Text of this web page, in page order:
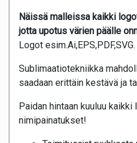
Näissä malleissa kaikki
jotta upotus värien päälle
Logot esim.Ai,EPS,PDF,SVG.
Sublimaatiotekniikka
saadaan erittäin kestävä ja
Paidan hintaan kuuluu
nimipainatukset!